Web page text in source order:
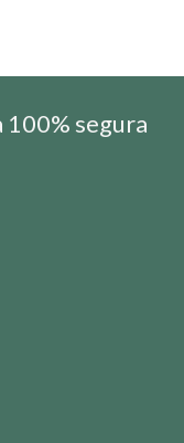
segura